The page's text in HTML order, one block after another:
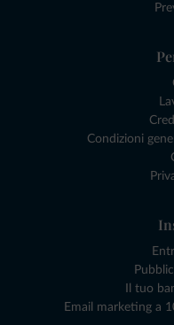
Condizioni
Il tuo
Email marketing a